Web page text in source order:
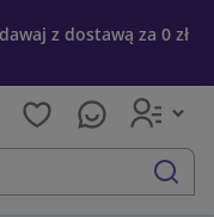
z dostawą za 0 zł
szukaj